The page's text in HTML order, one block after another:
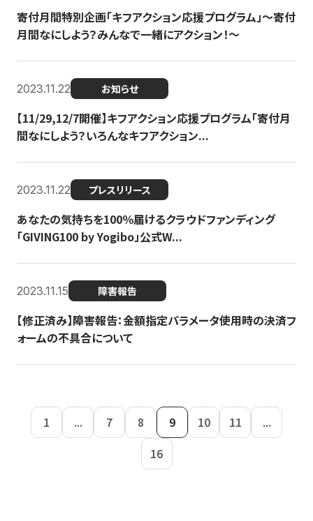
寄付月間特別企画「キフアクション応援プログラム」〜寄付
月間なにしよう？みんなで一緒にアクション！〜
2023.11.22 お知らせ
【11/29,12/7開催】キフアクション応援プログラム「寄付月
間なにしよう？いろんなキフアクション...
2023.11.22 プレスリリース
あなたの気持ちを100％届けるクラウドファンディング
「GIVING100 by Yogibo」公式W...
2023.11.15 障害報告
【修正済み】障害報告：金額指定パラメータ使用時の決済フ
ォームの不具合について
1 ... 7 8 9 10 11
...
16